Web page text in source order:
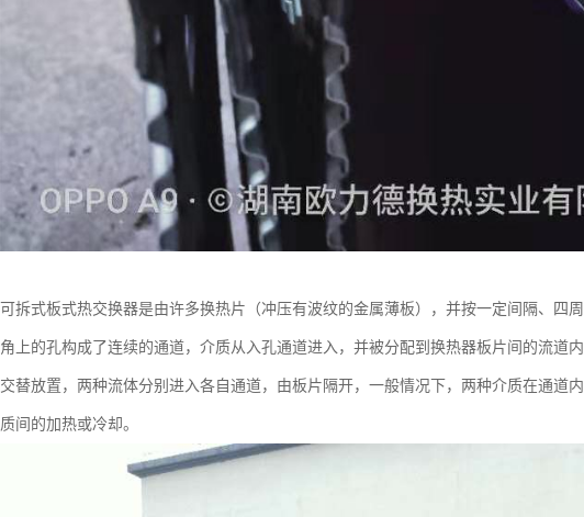
可拆式板式热交换器是由许多换热片（冲压有波纹的金属薄板），并按一定间隔、四
角上的孔构成了连续的通道，介质从入孔通道进入，并被分配到换热器板片间的流道
交替放置，两种流体分别进入各自通道，由板片隔开，一般情况下，两种介质在通道
质间的加热或冷却。